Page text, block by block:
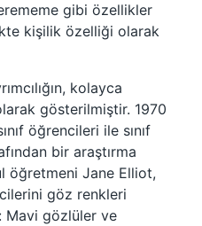
gibi özellikler
kişilik özelliği olarak
kolayca
gösterilmiştir. 1970
öğrencileri ile sınıf
bir araştırma
öğretmeni Jane Elliot,
göz renkleri
Mavi gözlüler ve